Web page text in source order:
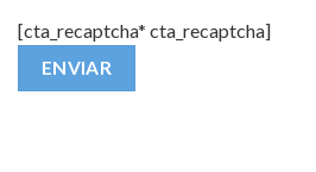
[cta_recaptcha* cta_recaptcha]